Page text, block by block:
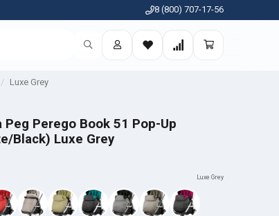
8 (800) 707-17-56
Luxe Grey
Perego Book 51 Pop-Up
Black) Luxe Grey
Luxe Grey